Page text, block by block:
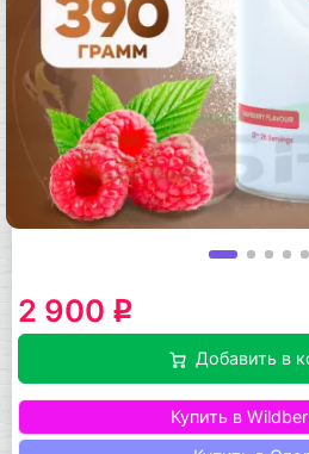
2 900 q
Добавить в
Купить в